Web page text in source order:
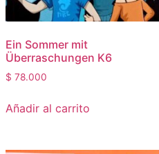
Ein Sommer mit
Überraschungen K6
$ 78.000
Añadir al carrito